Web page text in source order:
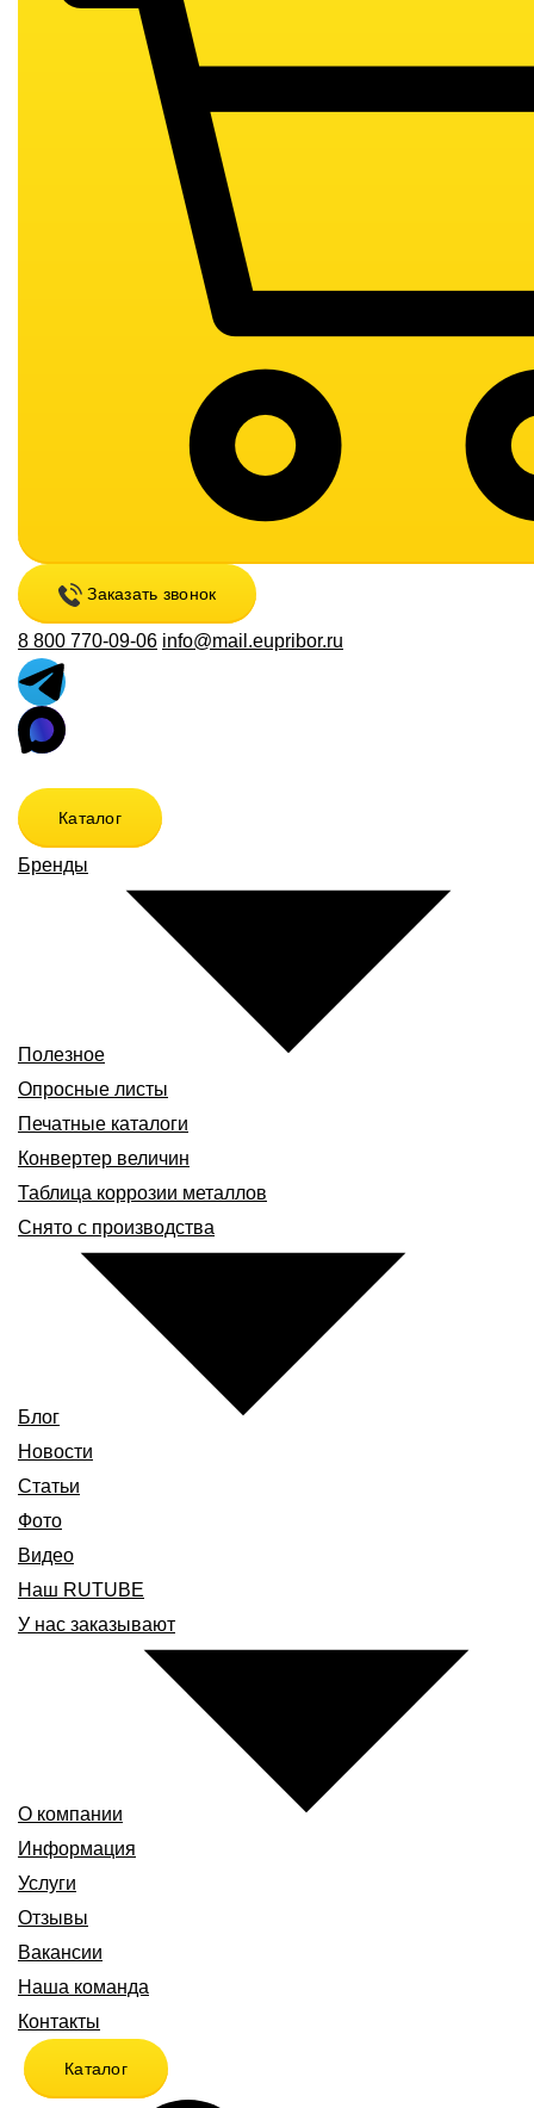
Заказать звонок
8 800 770-09-06 info@mail.eupribor.ru
Каталог
Бренды
Полезное
Опросные листы
Печатные каталоги
Конвертер величин
Таблица коррозии металлов
Снято с производства
Блог
Новости
Статьи
Фото
Видео
Наш RUTUBE
У нас заказывают
О компании
Информация
Услуги
Отзывы
Вакансии
Наша команда
Контакты
Каталог